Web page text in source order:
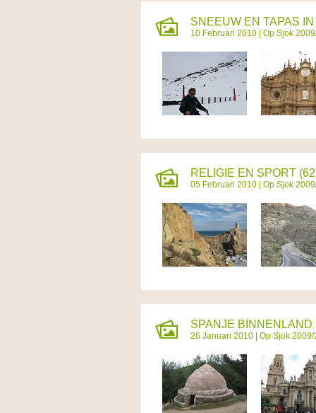
SNEEUW EN TAPAS
10 Februari 2010 | Op Sjok
RELIGIE EN SPORT
05 Februari 2010 | Op Sjok
SPANJE BINNENLAND
26 Januari 2010 | Op Sjok